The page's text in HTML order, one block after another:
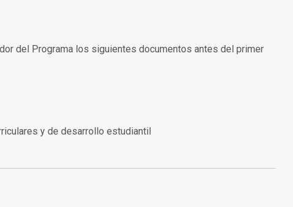
del Programa los siguientes documentos antes del primer
y de desarrollo estudiantil